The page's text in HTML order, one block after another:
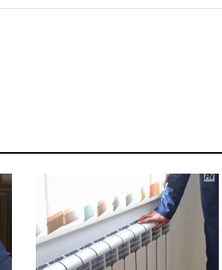
аясында өтеді.